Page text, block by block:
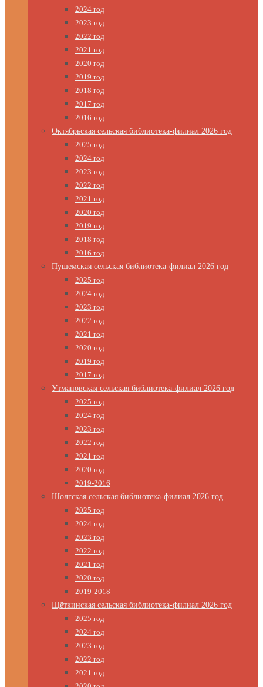
2024 год
2023 год
2022 год
2021 год
2020 год
2019 год
2018 год
2017 год
2016 год
Октябрьская сельская библиотека-филиал 2026 год
2025 год
2024 год
2023 год
2022 год
2021 год
2020 год
2019 год
2018 год
2016 год
Пушемская сельская библиотека-филиал 2026 год
2025 год
2024 год
2023 год
2022 год
2021 год
2020 год
2019 год
2017 год
Утмановская сельская библиотека-филиал 2026 год
2025 год
2024 год
2023 год
2022 год
2021 год
2020 год
2019-2016
Шолгская сельская библиотека-филиал 2026 год
2025 год
2024 год
2023 год
2022 год
2021 год
2020 год
2019-2018
Щёткинская сельская библиотека-филиал 2026 год
2025 год
2024 год
2023 год
2022 год
2021 год